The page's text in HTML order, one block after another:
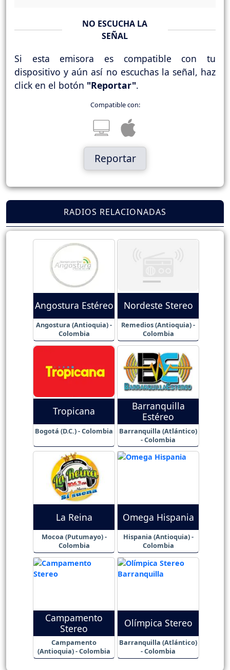
NO ESCUCHA LA
SEÑAL
Si esta emisora es compatible con tu
dispositivo y aún así no escuchas la señal, haz
click en el botón "Reportar".
Compatible con:
Reportar
RADIOS RELACIONADAS
Angostura Estéreo
Angostura (Antioquia) -
Colombia
Nordeste Stereo
Remedios (Antioquia) -
Colombia
Tropicana
Bogotá (D.C.) - Colombia
Barranquilla
Estéreo
Barranquilla (Atlántico)
- Colombia
La Reina
Mocoa (Putumayo) -
Colombia
Omega Hispania
Hispania (Antioquia) -
Colombia
Campamento
Stereo
Campamento
(Antioquia) - Colombia
Olímpica Stereo
Barranquilla (Atlántico)
- Colombia